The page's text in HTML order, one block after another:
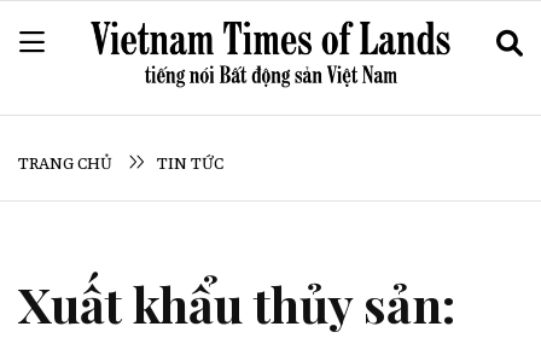
TRANG CHỦ TIN TỨC
Xuất khẩu thủy sản: